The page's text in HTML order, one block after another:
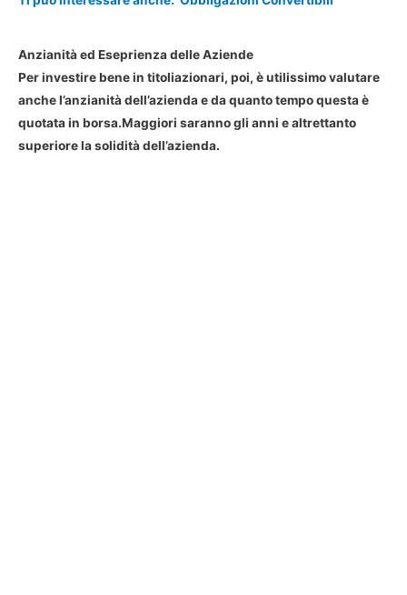
Anzianità ed Eseprienza delle Aziende
Per investire bene in titoliazionari, poi, è utilissimo valutare
anche l’anzianità dell’azienda e da quanto tempo questa è
quotata in borsa.Maggiori saranno gli anni e altrettanto
superiore la solidità dell’azienda.